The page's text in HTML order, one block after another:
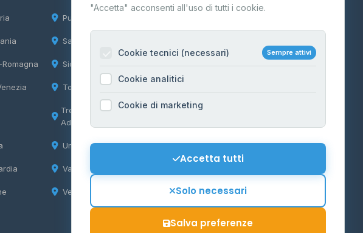
Romagna
Puglia
Sardegna
Sicilia
Toscana
Trentino-Alto
Adige
Umbria
Valle d'Aosta
Veneto
Contatti
Per gestori
Informazioni legali
Privacy Policy
Cookie Policy
Mappa del sito
Contattaci
"Accetta" acconsenti all'uso di tutti i cookie.
Cookie tecnici (necessari) Sempre attivi
Cookie analitici
Cookie di marketing
Accetta tutti
Solo necessari
Salva preferenze